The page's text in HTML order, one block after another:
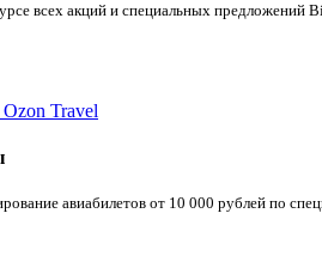
всех акций и специальных предложений
авиабилетов от 10 000 рублей по